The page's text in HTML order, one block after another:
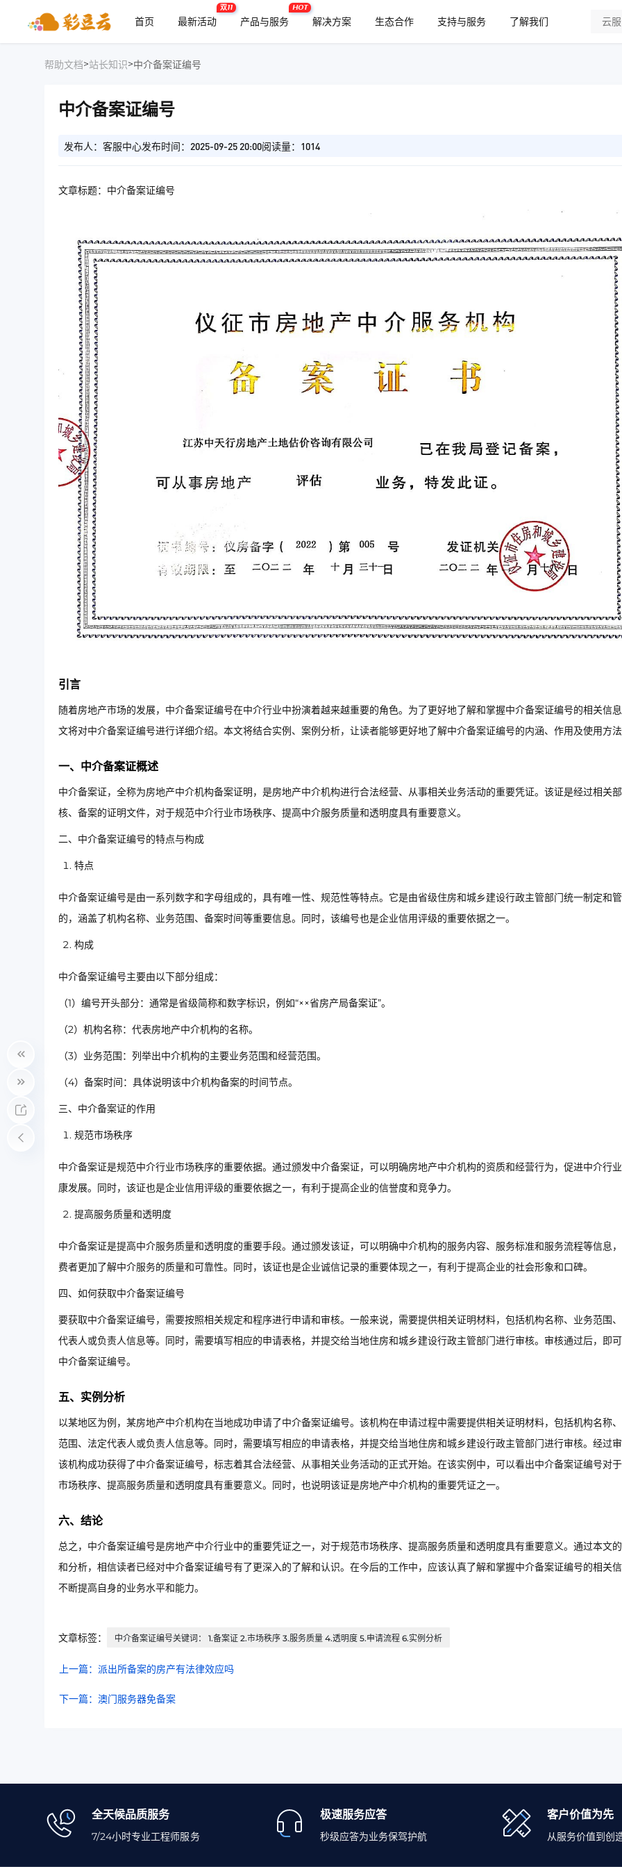
首页 最新活动
双11
产品与服务
HOT
解决方案 生态合作 支持与服务 了解我们
帮助文档>站长知识>中介备案证编号
中介备案证编号
发布人：客服中心发布时间：2025-09-25 20:00阅读量：1014
文章标题：中介备案证编号
引言
随着房地产市场的发展，中介备案证编号在中介行业中扮演着越来越重要的角色。为了更好地了解和掌握中介备案证编号的相关信
文将对中介备案证编号进行详细介绍。本文将结合实例、案例分析，让读者能够更好地了解中介备案证编号的内涵、作用及使用方
一、中介备案证概述
中介备案证，全称为房地产中介机构备案证明，是房地产中介机构进行合法经营、从事相关业务活动的重要凭证。该证是经过相关
核、备案的证明文件，对于规范中介行业市场秩序、提高中介服务质量和透明度具有重要意义。
二、中介备案证编号的特点与构成
特点
中介备案证编号是由一系列数字和字母组成的，具有唯一性、规范性等特点。它是由省级住房和城乡建设行政主管部门统一制定和
的，涵盖了机构名称、业务范围、备案时间等重要信息。同时，该编号也是企业信用评级的重要依据之一。
构成
中介备案证编号主要由以下部分组成：
（1）编号开头部分：通常是省级简称和数字标识，例如“××省房产局备案证”。
（2）机构名称：代表房地产中介机构的名称。
（3）业务范围：列举出中介机构的主要业务范围和经营范围。
（4）备案时间：具体说明该中介机构备案的时间节点。
三、中介备案证的作用
规范市场秩序
中介备案证是规范中介行业市场秩序的重要依据。通过颁发中介备案证，可以明确房地产中介机构的资质和经营行为，促进中介行
康发展。同时，该证也是企业信用评级的重要依据之一，有利于提高企业的信誉度和竞争力。
提高服务质量和透明度
中介备案证是提高中介服务质量和透明度的重要手段。通过颁发该证，可以明确中介机构的服务内容、服务标准和服务流程等信息
费者更加了解中介服务的质量和可靠性。同时，该证也是企业诚信记录的重要体现之一，有利于提高企业的社会形象和口碑。
四、如何获取中介备案证编号
要获取中介备案证编号，需要按照相关规定和程序进行申请和审核。一般来说，需要提供相关证明材料，包括机构名称、业务范围
代表人或负责人信息等。同时，需要填写相应的申请表格，并提交给当地住房和城乡建设行政主管部门进行审核。审核通过后，即
中介备案证编号。
五、实例分析
以某地区为例，某房地产中介机构在当地成功申请了中介备案证编号。该机构在申请过程中需要提供相关证明材料，包括机构名称
范围、法定代表人或负责人信息等。同时，需要填写相应的申请表格，并提交给当地住房和城乡建设行政主管部门进行审核。经过
该机构成功获得了中介备案证编号，标志着其合法经营、从事相关业务活动的正式开始。在该实例中，可以看出中介备案证编号对
市场秩序、提高服务质量和透明度具有重要意义。同时，也说明该证是房地产中介机构的重要凭证之一。
六、结论
总之，中介备案证编号是房地产中介行业中的重要凭证之一，对于规范市场秩序、提高服务质量和透明度具有重要意义。通过本文
和分析，相信读者已经对中介备案证编号有了更深入的了解和认识。在今后的工作中，应该认真了解和掌握中介备案证编号的相关
不断提高自身的业务水平和能力。
文章标签： 中介备案证编号关键词： 1.备案证 2.市场秩序 3.服务质量 4.透明度 5.申请流程 6.实例分析
上一篇：派出所备案的房产有法律效应吗
下一篇：澳门服务器免备案
全天候品质服务
7/24小时专业工程师服务
极速服务应答
秒级应答为业务保驾护航
客户价值为先
从服务价值到创